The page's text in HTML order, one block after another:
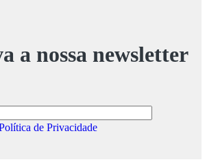
a nossa newsletter
de Privacidade